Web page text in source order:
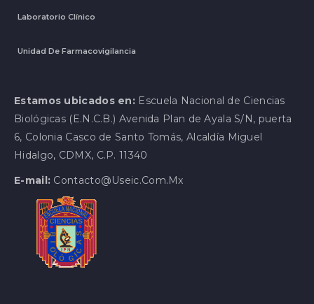
Laboratorio Clínico
Unidad De Farmacovigilancia
Estamos ubicados en: Escuela Nacional de Ciencias
Biológicas (E.N.C.B.) Avenida Plan de Ayala S/N, puerta
6, Colonia Casco de Santo Tomás, Alcaldía Miguel
Hidalgo, CDMX, C.P. 11340
E-mail: Contacto@useic.com.mx